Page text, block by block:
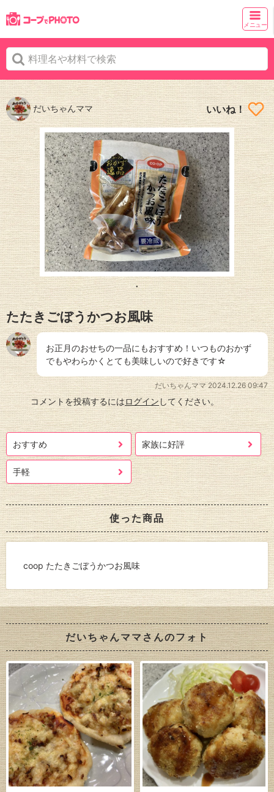
メニュー
だいちゃんママ いいね！
たたきごぼうかつお風味
お正月のおせちの一品にもおすすめ！いつものおかず
でもやわらかくとても美味しいので好きです☆
だいちゃんママ 2024.12.26 09:47
コメントを投稿するにはログイン してください。
おすすめ 家族に好評
手軽
使った商品
coop たたきごぼうかつお風味
だいちゃんママさんのフォト